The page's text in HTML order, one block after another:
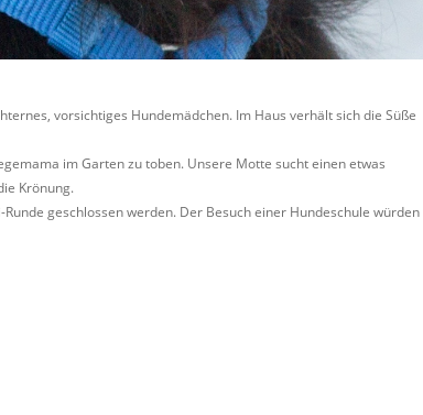
vorsichtiges Hundemädchen. Im Haus verhält sich die Süße
im Garten zu toben. Unsere Motte sucht einen etwas
Krönung.
geschlossen werden. Der Besuch einer Hundeschule würden